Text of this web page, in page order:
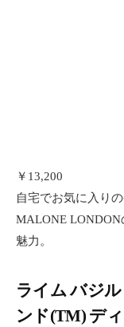
￥13,200
自宅でお気に入り
MALONE
魅力。
ライム バジ
ンド(TM) デ